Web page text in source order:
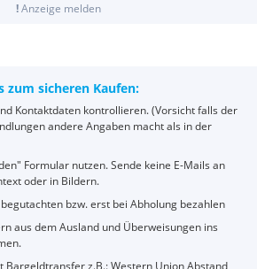
!Anzeige melden
zum sicheren Kaufen:
Kontaktdaten kontrollieren. (Vorsicht falls der
andere Angaben macht als in der
Formular nutzen. Sende keine E-Mails an
oder in Bildern.
bzw. erst bei Abholung bezahlen
aus dem Ausland und Überweisungen ins
Bargeldtransfer z.B.: Western Union Abstand